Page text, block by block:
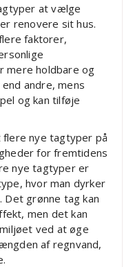
at vælge
renovere sit hus.
faktorer,
mere holdbare og
andre, mens
og kan tilføje
nye tagtyper på
for fremtidens
nye tagtyper er
hvor man dyrker
grønne tag kan
men det kan
ved at øge
af regnvand,